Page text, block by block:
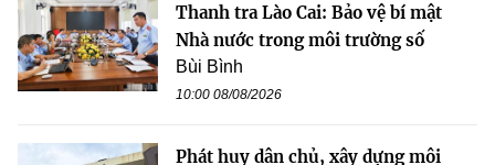
Thanh tra Lào Cai: Bảo vệ bí mật
Nhà nước trong môi trường số
Bùi Bình
10:00 08/08/2026
Phát huy dân chủ, xây dựng môi